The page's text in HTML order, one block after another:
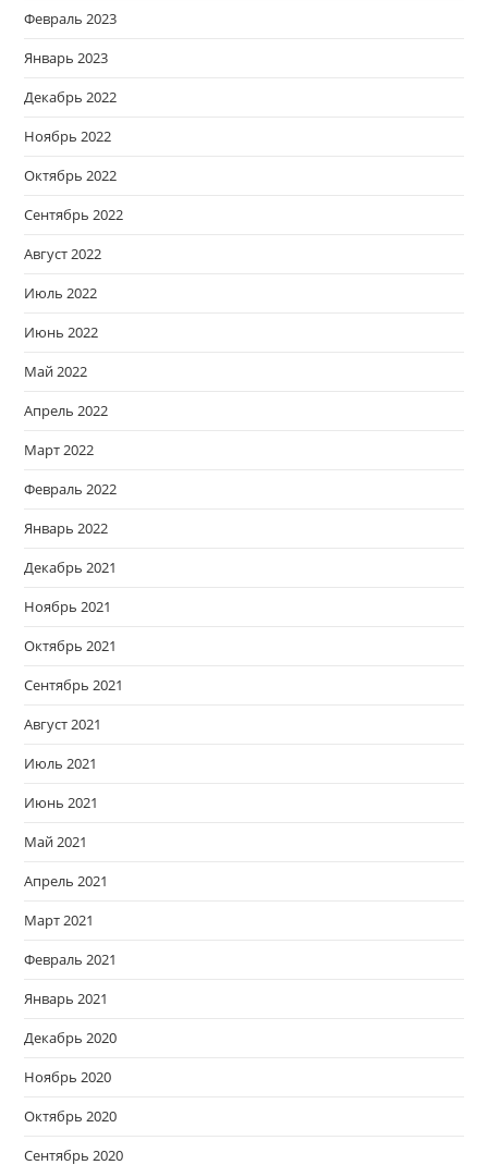
Февраль 2023
Январь 2023
Декабрь 2022
Ноябрь 2022
Октябрь 2022
Сентябрь 2022
Август 2022
Июль 2022
Июнь 2022
Май 2022
Апрель 2022
Март 2022
Февраль 2022
Январь 2022
Декабрь 2021
Ноябрь 2021
Октябрь 2021
Сентябрь 2021
Август 2021
Июль 2021
Июнь 2021
Май 2021
Апрель 2021
Март 2021
Февраль 2021
Январь 2021
Декабрь 2020
Ноябрь 2020
Октябрь 2020
Сентябрь 2020